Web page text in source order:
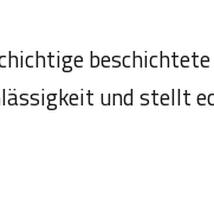
und stellt